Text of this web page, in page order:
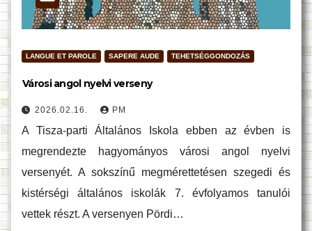
LANGUE ET PAROLE SAPERE AUDE TEHETSÉGGONDOZÁS
Városi angol nyelvi verseny
2026.02.16. PM
A Tisza-parti Általános Iskola ebben az évben is
megrendezte hagyományos városi angol nyelvi
versenyét. A sokszínű megmérettetésen szegedi és
kistérségi általános iskolák 7. évfolyamos tanulói
vettek részt. A versenyen Pördi…